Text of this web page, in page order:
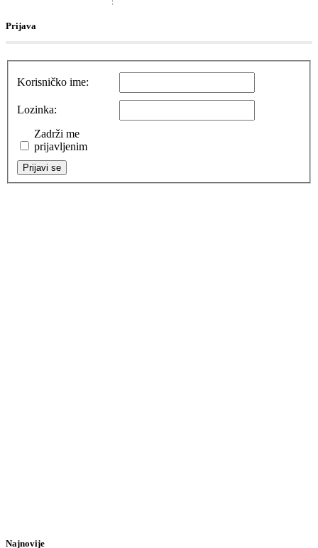
Prijava
Korisničko ime:
Lozinka:
Zadrži me
prijavljenim
Prijavi se
Najnovije